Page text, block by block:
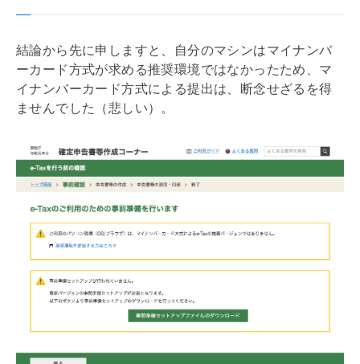
結論から先に申しますと、自分のマシンはマイナンバ
ーカード方式が求める推奨環境ではなかったため、マ
イナンバーカード方式による提出は、断念せざるを得
ませんでした（悲しい）。